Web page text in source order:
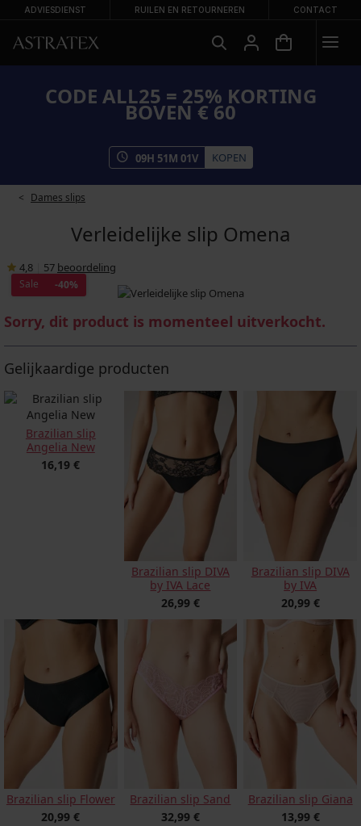
ADVIESDIENST RUILEN EN RETOURNEREN CONTACT
CODE ALL25 = 25% KORTING
BOVEN € 60
09H 51M 01V KOPEN
Dames slips
Verleidelijke slip Omena
4,8 57 beoordeling
Sale -40%
Sorry, dit product is momenteel uitverkocht.
Gelijkaardige producten
Brazilian slip
Angelia New
16,19 €
Brazilian slip DIVA
by IVA Lace
26,99 €
Brazilian slip DIVA
by IVA
20,99 €
Brazilian slip Flower
20,99 €
Brazilian slip Sand
32,99 €
Brazilian slip Giana
13,99 €